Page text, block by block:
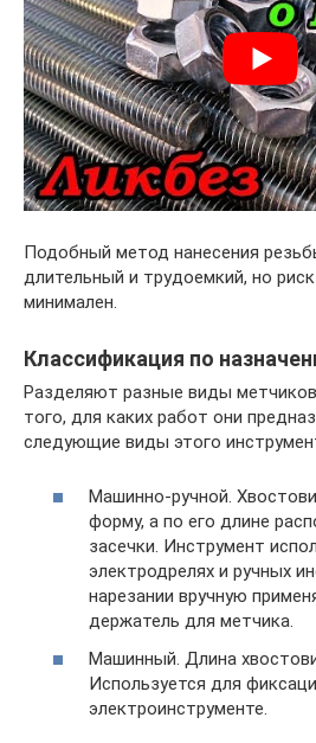
Подобный метод нанесения
длительный и трудоемкий, но
минимален.
Классификация по
Разделяют разные виды
того, для каких работ они
следующие виды этого
Машинно-ручной.
форму, а по его длине
засечки. Инструмент
электродрелях и ручных
нарезании вручную
держатель для метчика.
Машинный. Длина
Используется для
электроинструменте.